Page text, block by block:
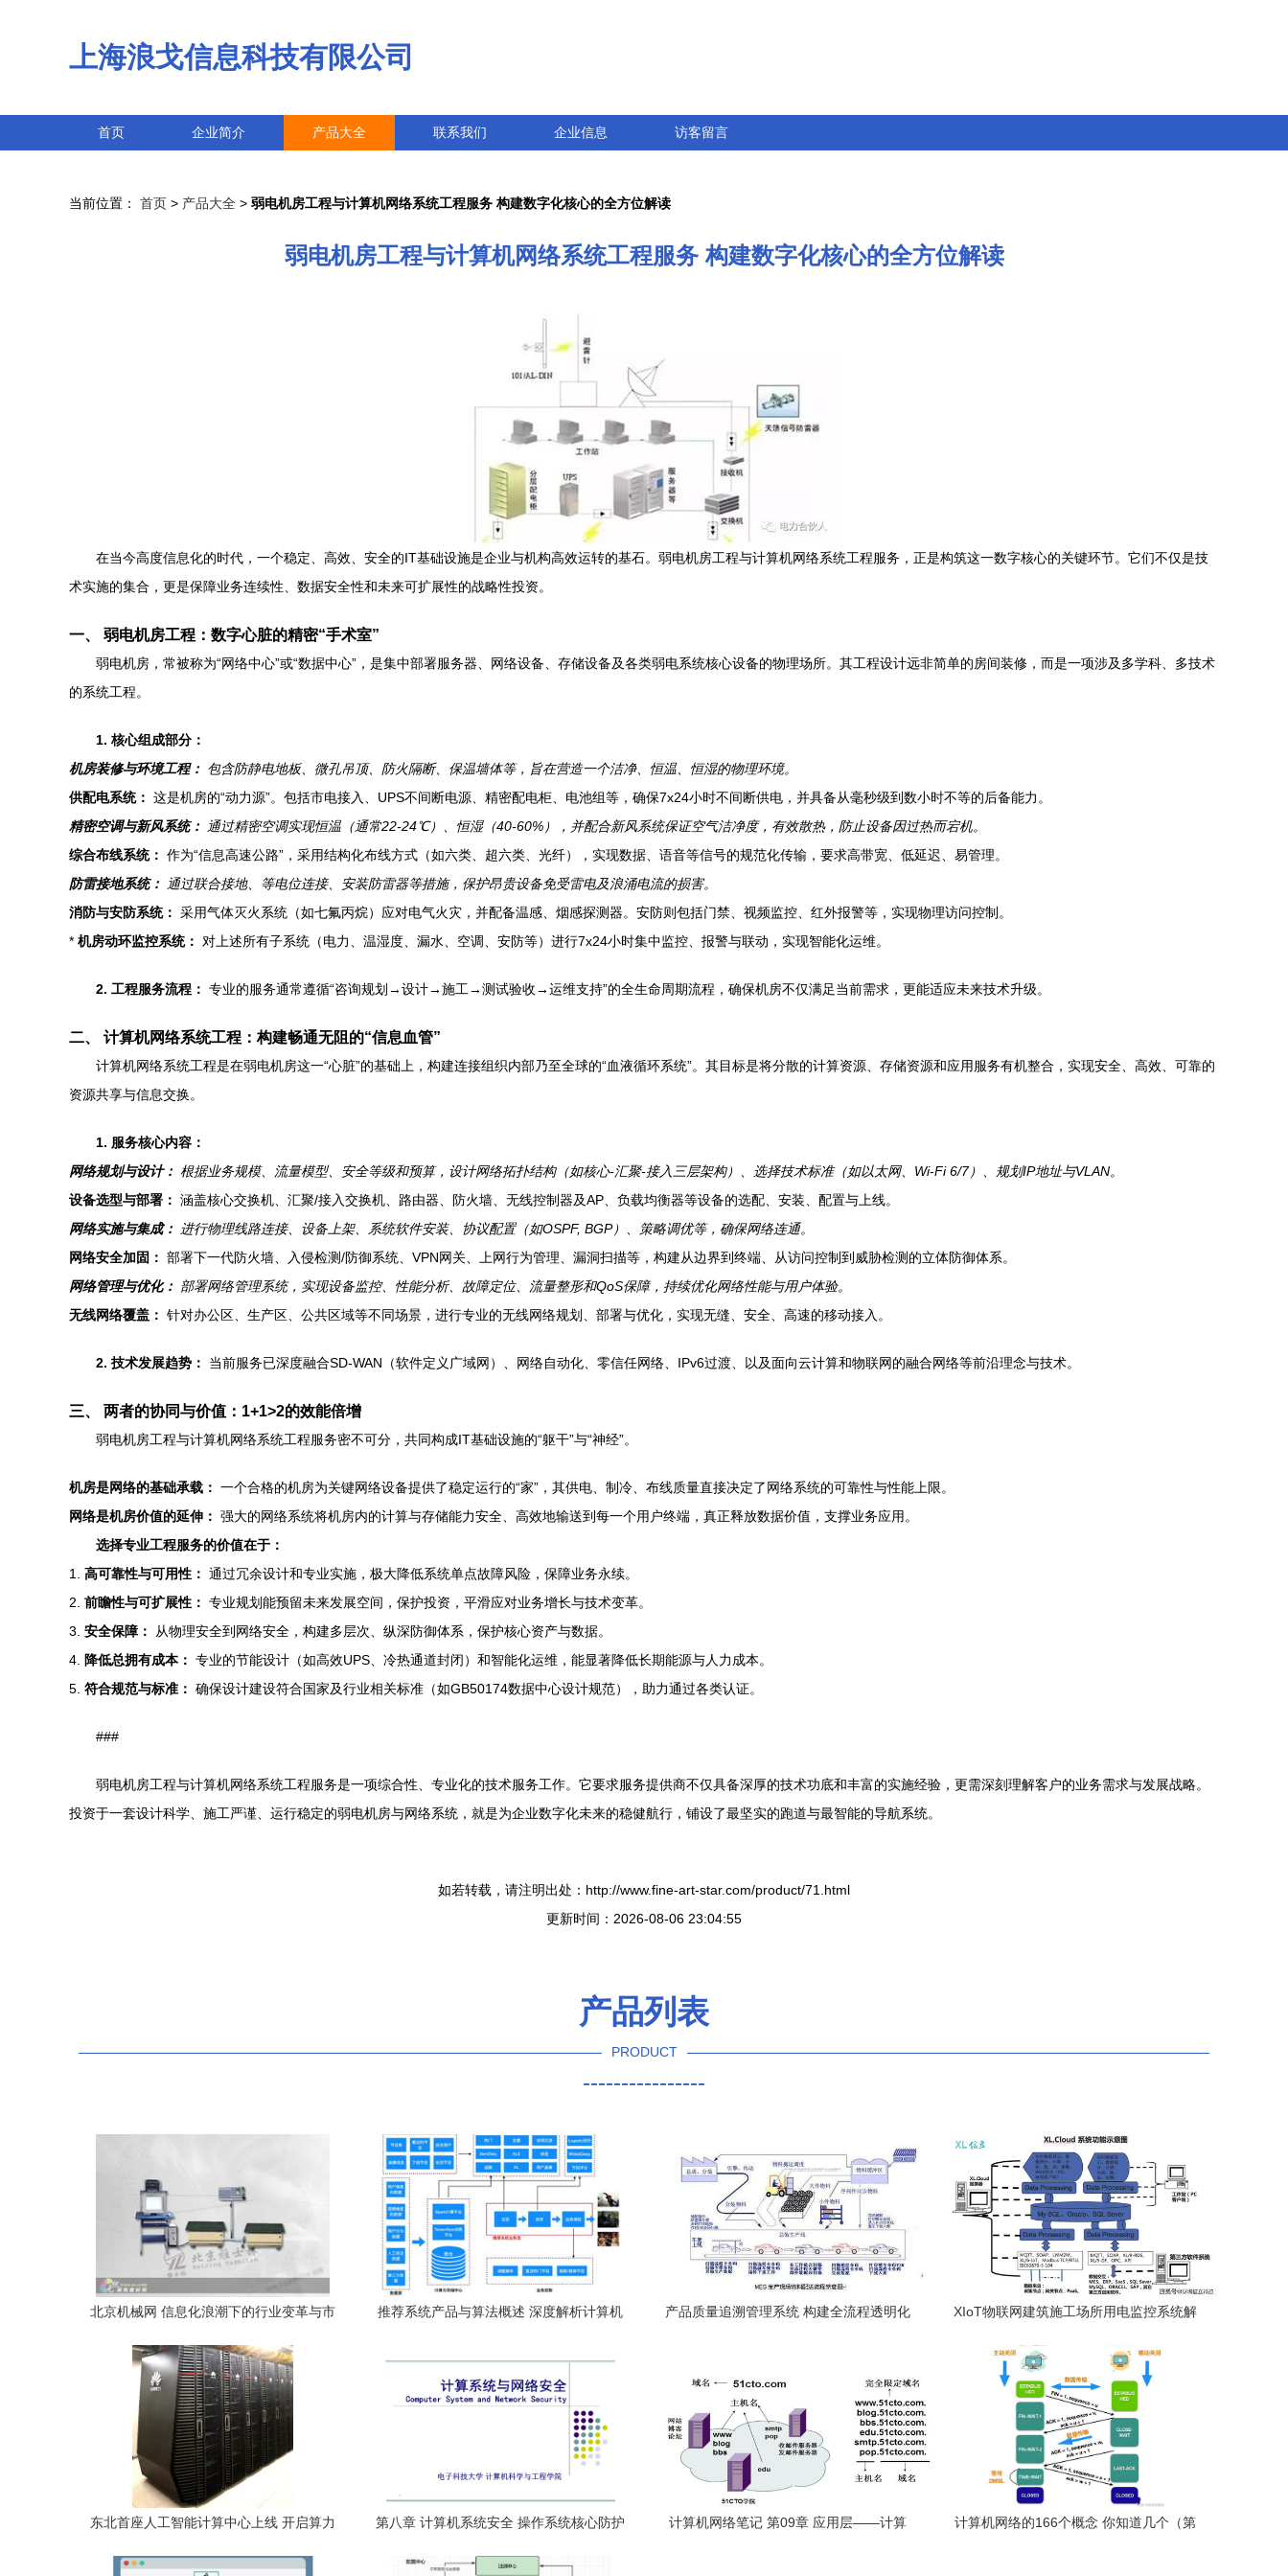
上海浪戈信息科技有限公司
首页 企业简介 产品大全 联系我们 企业信息 访客留言
当前位置： 首页 > 产品大全 > 弱电机房工程与计算机网络系统工程服务 构建数字化核心的全方位解读
弱电机房工程与计算机网络系统工程服务 构建数字化核心的全方位解读
在当今高度信息化的时代，一个稳定、高效、安全的IT基础设施是企业与机构高效运转的基石。弱电机房工程与计算机网络系统工程服务，正是构筑这一数字核心的关键环节。它们不仅是技
术实施的集合，更是保障业务连续性、数据安全性和未来可扩展性的战略性投资。
一、 弱电机房工程：数字心脏的精密“手术室”
弱电机房，常被称为“网络中心”或“数据中心”，是集中部署服务器、网络设备、存储设备及各类弱电系统核心设备的物理场所。其工程设计远非简单的房间装修，而是一项涉及多学科、多技术
的系统工程。
1. 核心组成部分：
机房装修与环境工程： 包含防静电地板、微孔吊顶、防火隔断、保温墙体等，旨在营造一个洁净、恒温、恒湿的物理环境。
供配电系统： 这是机房的“动力源”。包括市电接入、UPS不间断电源、精密配电柜、电池组等，确保7x24小时不间断供电，并具备从毫秒级到数小时不等的后备能力。
精密空调与新风系统：
通过精密空调实现恒温（通常22-24℃）、恒湿（40-60%），并配合新风系统保证空气洁净度，有效散热，防止设备因过热而宕机。
综合布线系统： 作为“信息高速公路”，采用结构化布线方式（如六类、超六类、光纤），实现数据、语音等信号的规范化传输，要求高带宽、低延迟、易管理。
防雷接地系统：
通过联合接地、等电位连接、安装防雷器等措施，保护昂贵设备免受雷电及浪涌电流的损害。
消防与安防系统： 采用气体灭火系统（如七氟丙烷）应对电气火灾，并配备温感、烟感探测器。安防则包括门禁、视频监控、红外报警等，实现物理访问控制。
* 机房动环监控系统： 对上述所有子系统（电力、温湿度、漏水、空调、安防等）进行7x24小时集中监控、报警与联动，实现智能化运维。
2. 工程服务流程： 专业的服务通常遵循“咨询规划→设计→施工→测试验收→运维支持”的全生命周期流程，确保机房不仅满足当前需求，更能适应未来技术升级。
二、 计算机网络系统工程：构建畅通无阻的“信息血管”
计算机网络系统工程是在弱电机房这一“心脏”的基础上，构建连接组织内部乃至全球的“血液循环系统”。其目标是将分散的计算资源、存储资源和应用服务有机整合，实现安全、高效、可靠的
资源共享与信息交换。
1. 服务核心内容：
网络规划与设计： 根据业务规模、流量模型、安全等级和预算，设计网络拓扑结构（如核心-汇聚-接入三层架构）、选择技术标准（如以太网、Wi-Fi 6/7）、规划IP地址与VLAN。
设备选型与部署： 涵盖核心交换机、汇聚/接入交换机、路由器、防火墙、无线控制器及AP、负载均衡器等设备的选配、安装、配置与上线。
网络实施与集成： 进行物理线路连接、设备上架、系统软件安装、协议配置（如OSPF, BGP）、策略调优等，确保网络连通。
网络安全加固： 部署下一代防火墙、入侵检测/防御系统、VPN网关、上网行为管理、漏洞扫描等，构建从边界到终端、从访问控制到威胁检测的立体防御体系。
网络管理与优化： 部署网络管理系统，实现设备监控、性能分析、故障定位、流量整形和QoS保障，持续优化网络性能与用户体验。
无线网络覆盖： 针对办公区、生产区、公共区域等不同场景，进行专业的无线网络规划、部署与优化，实现无缝、安全、高速的移动接入。
2. 技术发展趋势： 当前服务已深度融合SD-WAN（软件定义广域网）、网络自动化、零信任网络、IPv6过渡、以及面向云计算和物联网的融合网络等前沿理念与技术。
三、 两者的协同与价值：1+1>2的效能倍增
弱电机房工程与计算机网络系统工程服务密不可分，共同构成IT基础设施的“躯干”与“神经”。
机房是网络的基础承载： 一个合格的机房为关键网络设备提供了稳定运行的“家”，其供电、制冷、布线质量直接决定了网络系统的可靠性与性能上限。
网络是机房价值的延伸： 强大的网络系统将机房内的计算与存储能力安全、高效地输送到每一个用户终端，真正释放数据价值，支撑业务应用。
选择专业工程服务的价值在于：
1. 高可靠性与可用性： 通过冗余设计和专业实施，极大降低系统单点故障风险，保障业务永续。
2. 前瞻性与可扩展性： 专业规划能预留未来发展空间，保护投资，平滑应对业务增长与技术变革。
3. 安全保障：
从物理安全到网络安全，构建多层次、纵深防御体系，保护核心资产与数据。
4.
降低总拥有成本： 专业的节能设计（如高效UPS、冷热通道封闭）和智能化运维，能显著降低长期能源与人力成本。
5. 符合规范与标准： 确保设计建设符合国家及行业相关标准（如GB50174数据中心设计规范），助力通过各类认证。
###
弱电机房工程与计算机网络系统工程服务是一项综合性、专业化的技术服务工作。它要求服务提供商不仅具备深厚的技术功底和丰富的实施经验，更需深刻理解客户的业务需求与发展战略。
投资于一套设计科学、施工严谨、运行稳定的弱电机房与网络系统，就是为企业数字化未来的稳健航行，铺设了最坚实的跑道与最智能的导航系统。
如若转载，请注明出处：http://www.fine-art-star.com/product/71.html
更新时间：2026-08-06 23:04:55
产品列表
PRODUCT
----------------
北京机械网 信息化浪潮下的行业变革与市
推荐系统产品与算法概述 深度解析计算机
产品质量追溯管理系统 构建全流程透明化
XIoT物联网建筑施工场所用电监控系统解
东北首座人工智能计算中心上线 开启算力
第八章 计算机系统安全 操作系统核心防护
计算机网络笔记 第09章 应用层——计算
计算机网络的166个概念 你知道几个（第